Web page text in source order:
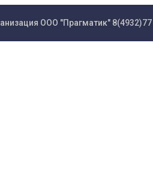
ООО "Прагматик"8(4932)77